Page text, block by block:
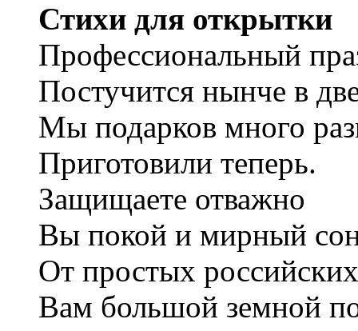
Стихи для открытки
Профессиональный
Постучится нынче в
Мы подарков много
Приготовили теперь.
Защищаете отважно
Вы покой и мирный
От простых
Вам большой земной